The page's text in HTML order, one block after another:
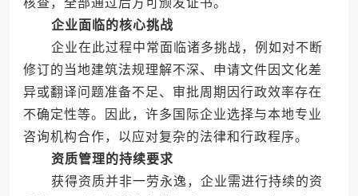
核查，全部通过后方可颁发证书。
企业面临的核心挑战
企业在此过程中常面临诸多挑战，例如对不断
修订的当地建筑法规理解不深、申请文件因文化差
异或翻译问题准备不足、审批周期因行政效率存在
不确定性等。因此，许多国际企业选择与本地专业
咨询机构合作，以应对复杂的法律和行政程序。
资质管理的持续要求
获得资质并非一劳永逸，企业需进行持续的资